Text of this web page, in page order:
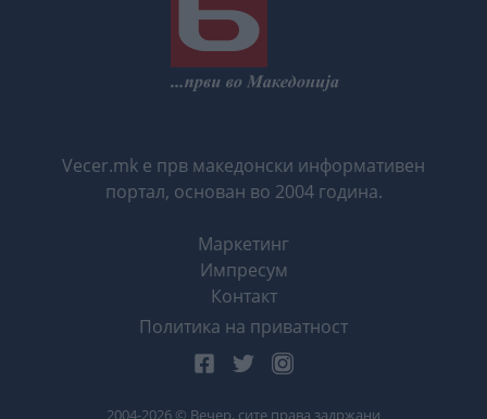
Vecer.mk е прв македонски информативен
портал, основан во 2004 година.
Маркетинг
Импресум
Контакт
Политика на приватност
2004-2026 © Вечер, сите права задржани